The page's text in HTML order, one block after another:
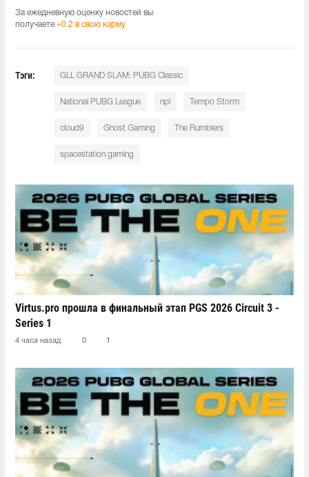
За ежедневную оценку новостей вы
получаете +0.2 в свою карму
Тэги: GLL GRAND SLAM: PUBG Classic
National PUBG League npl Tempo Storm
cloud9 Ghost Gaming The Rumblers
spacestation gaming
Virtus.pro прошла в финальный этап PGS 2026 Circuit 3 -
Series 1
4 часа назад 0 1